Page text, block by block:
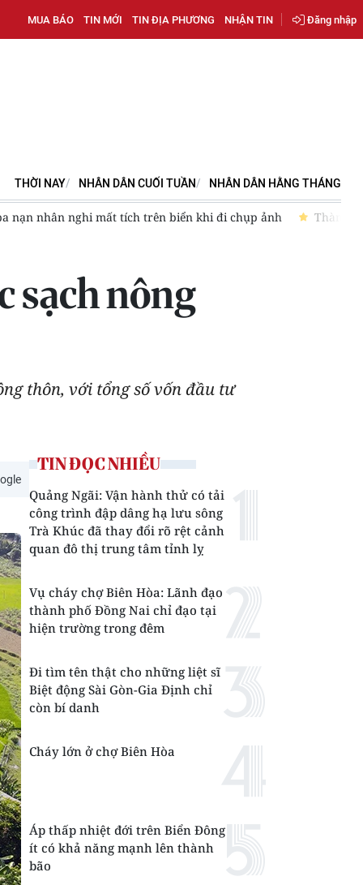
MUA BÁO TIN MỚI TIN ĐỊA PHƯƠNG NHẬN TIN Đăng nhập
THỜI NAY NHÂN DÂN CUỐI TUẦN NHÂN DÂN HẰNG THÁNG
nạn nhân nghi mất tích trên biển khi đi chụp ảnh Thành
sạch nông
thôn, với tổng số vốn đầu tư
TIN ĐỌC NHIỀU
Quảng Ngãi: Vận hành thử có tải
công trình đập dâng hạ lưu sông
Trà Khúc đã thay đổi rõ rệt cảnh
quan đô thị trung tâm tỉnh lỵ
Vụ cháy chợ Biên Hòa: Lãnh đạo
thành phố Đồng Nai chỉ đạo tại
hiện trường trong đêm
Đi tìm tên thật cho những liệt sĩ
Biệt động Sài Gòn-Gia Định chỉ
còn bí danh
Cháy lớn ở chợ Biên Hòa
Áp thấp nhiệt đới trên Biển Đông
ít có khả năng mạnh lên thành
bão